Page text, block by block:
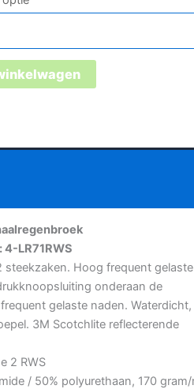
LR71RWS
steekzaken. Hoog frequent gelaste
onderaan de
gelaste naden. Waterdicht,
3M Scotchlite reflecterende
2 RWS
/ 50% polyurethaan, 170 gram/